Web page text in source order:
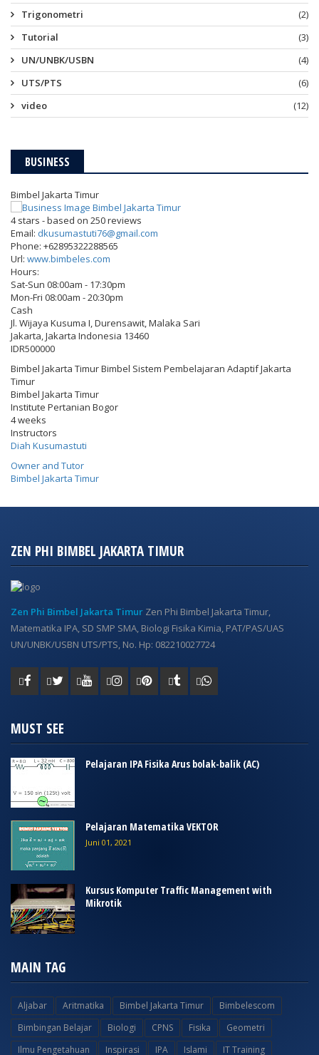
Trigonometri
(2)
Tutorial
(3)
UN/UNBK/USBN
(4)
UTS/PTS
(6)
video
(12)
BUSINESS
Bimbel Jakarta Timur
4stars - based on 250reviews
Email: dkusumastuti76@gmail.com
Phone: +62895322288565
Url: www.bimbeles.com
Hours:
Sat-Sun 08:00am - 17:30pm
Mon-Fri 08:00am - 20:30pm
Cash
Jl. Wijaya Kusuma I, Durensawit, Malaka Sari
Jakarta,Jakarta Indonesia 13460
IDR500000
Bimbel Jakarta Timur Bimbel Sistem Pembelajaran Adaptif Jakarta
Timur
Bimbel Jakarta Timur
Institute Pertanian Bogor
4 weeks
Instructors
Diah Kusumastuti
Owner and Tutor
Bimbel Jakarta Timur
ZEN PHI BIMBEL JAKARTA TIMUR
Zen Phi Bimbel Jakarta Timur Zen Phi Bimbel Jakarta Timur,
Matematika IPA, SD SMP SMA, Biologi Fisika Kimia, PAT/PAS/UAS
UN/UNBK/USBN UTS/PTS, No. Hp: 082210027724
MUST SEE
Pelajaran IPA Fisika Arus bolak-balik (AC)
Pelajaran Matematika VEKTOR
Juni 01, 2021
Kursus Komputer Traffic Management with
Mikrotik
MAIN TAG
Aljabar Aritmatika Bimbel Jakarta Timur
Bimbelescom
Bimbingan Belajar
Biologi CPNS Fisika
Geometri
Ilmu Pengetahuan
Inspirasi IPA Islami IT Training